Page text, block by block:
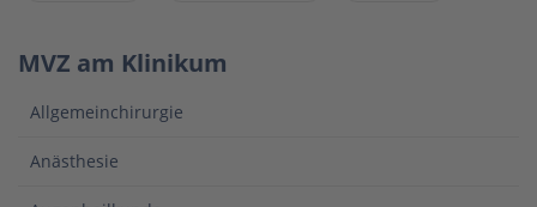
MVZ am Klinikum
Allgemeinchirurgie
Anästhesie